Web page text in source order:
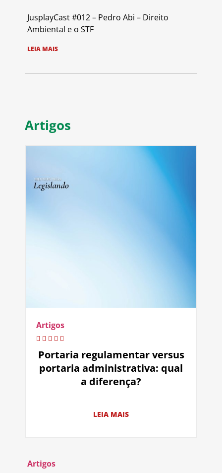
JusplayCast #012 – Pedro Abi – Direito
Ambiental e o STF
LEIA MAIS
Artigos
Artigos
Portaria regulamentar versus
portaria administrativa: qual
a diferença?
LEIA MAIS
Artigos